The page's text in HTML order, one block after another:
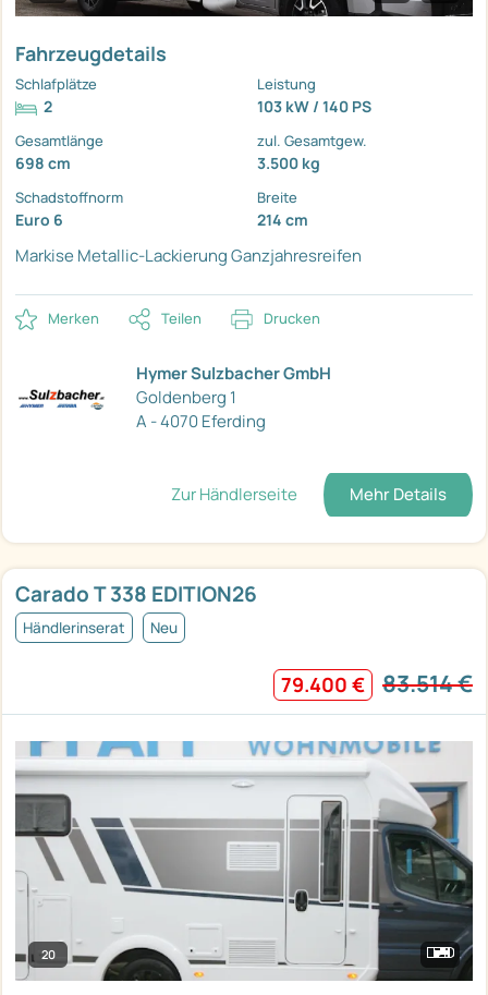
Fahrzeugdetails
Schlafplätze
2
Leistung
103 kW / 140 PS
Gesamtlänge
698 cm
zul. Gesamtgew.
3.500 kg
Schadstoffnorm
Euro 6
Breite
214 cm
Markise Metallic-LackierungGanzjahresreifen
Merken Teilen Drucken
Hymer Sulzbacher GmbH
Goldenberg 1
A - 4070 Eferding
Zur Händlerseite Mehr Details
Carado T 338 EDITION26
Händlerinserat Neu
79.400 € 83.514 €
20